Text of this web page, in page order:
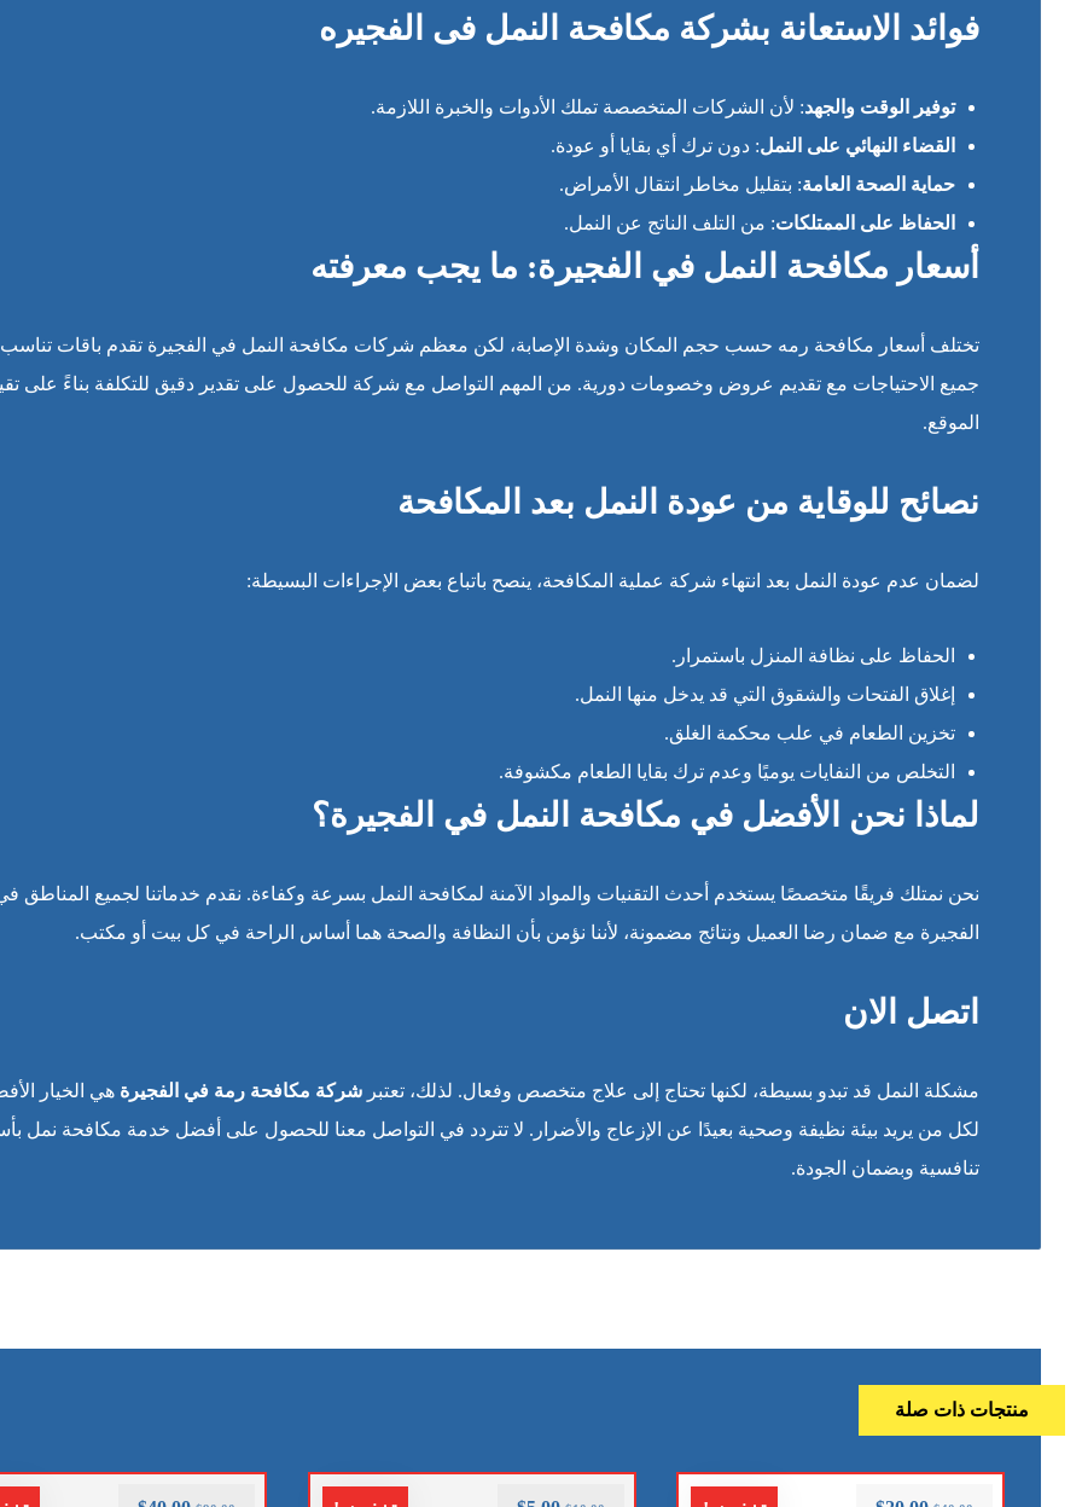
فوائد الاستعانة بشركة مكافحة النمل فى الفجيره
توفير الوقت والجهد: لأن الشركات المتخصصة تملك الأدوات والخبرة اللازمة.
القضاء النهائي على النمل: دون ترك أي بقايا أو عودة.
حماية الصحة العامة: بتقليل مخاطر انتقال الأمراض.
الحفاظ على الممتلكات: من التلف الناتج عن النمل.
أسعار مكافحة النمل في الفجيرة: ما يجب معرفته
تختلف أسعار مكافحة رمه حسب حجم المكان وشدة الإصابة، لكن معظم شركات مكافحة النمل في الفجيرة تقدم باقات تناسب
جميع الاحتياجات مع تقديم عروض وخصومات دورية. من المهم التواصل مع شركة للحصول على تقدير دقيق للتكلفة بناءً على
الموقع.
نصائح للوقاية من عودة النمل بعد المكافحة
لضمان عدم عودة النمل بعد انتهاء شركة عملية المكافحة، ينصح باتباع بعض الإجراءات البسيطة:
الحفاظ على نظافة المنزل باستمرار.
إغلاق الفتحات والشقوق التي قد يدخل منها النمل.
تخزين الطعام في علب محكمة الغلق.
التخلص من النفايات يوميًا وعدم ترك بقايا الطعام مكشوفة.
لماذا نحن الأفضل في مكافحة النمل في الفجيرة؟
نحن نمتلك فريقًا متخصصًا يستخدم أحدث التقنيات والمواد الآمنة لمكافحة النمل بسرعة وكفاءة. نقدم خدماتنا لجميع المناطق
الفجيرة مع ضمان رضا العميل ونتائج مضمونة، لأننا نؤمن بأن النظافة والصحة هما أساس الراحة في كل بيت أو مكتب.
اتصل الان
مشكلة النمل قد تبدو بسيطة، لكنها تحتاج إلى علاج متخصص وفعال. لذلك، تعتبر شركة مكافحة رمة في الفجيرة هي الخيار
لكل من يريد بيئة نظيفة وصحية بعيدًا عن الإزعاج والأضرار. لا تتردد في التواصل معنا للحصول على أفضل خدمة مكافحة نمل
تنافسية وبضمان الجودة.
منتجات ذات صلة